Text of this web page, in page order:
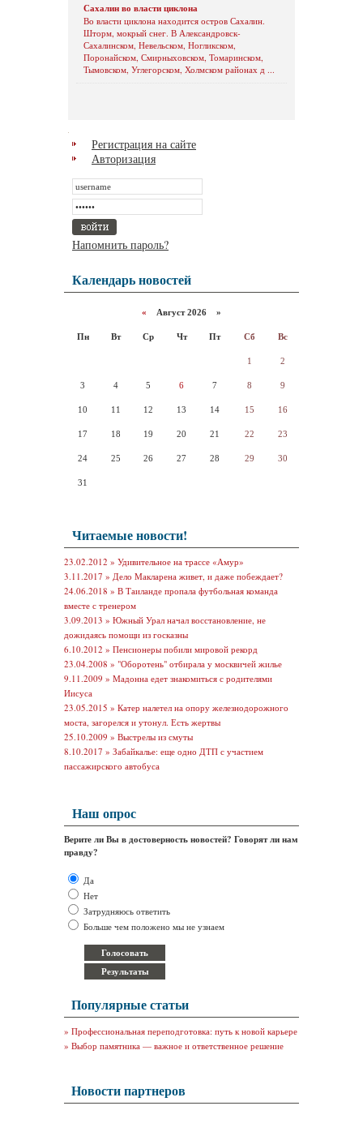
Сахалин во власти циклона
Во власти циклона находится остров Сахалин.
Шторм, мокрый снег. В Александровск-
Сахалинском, Невельском, Ногликском,
Поронайском, Смирныховском, Томаринском,
Тымовском, Углегорском, Холмском районах д ...
Регистрация на сайте
Авторизация
Напомнить пароль?
Календарь новостей
« Август 2026 »
Пн Вт Ср Чт Пт Сб Вс
1 2
3 4 5 6 7 8 9
10 11 12 13 14 15 16
17 18 19 20 21 22 23
24 25 26 27 28 29 30
31
Читаемые новости!
23.02.2012 » Удивительное на трассе «Амур»
3.11.2017 » Дело Макларена живет, и даже побеждает?
24.06.2018 » В Таиланде пропала футбольная команда
вместе с тренером
3.09.2013 » Южный Урал начал восстановление, не
дожидаясь помощи из госказны
6.10.2012 » Пенсионеры побили мировой рекорд
23.04.2008 » "Оборотень" отбирала у москвичей жилье
9.11.2009 » Мадонна едет знакомиться с родителями
Иисуса
23.05.2015 » Катер налетел на опору железнодорожного
моста, загорелся и утонул. Есть жертвы
25.10.2009 » Выстрелы из смуты
8.10.2017 » Забайкалье: еще одно ДТП с участием
пассажирского автобуса
Наш опрос
Верите ли Вы в достоверность новостей? Говорят ли нам
правду?
Да
Нет
Затрудняюсь ответить
Больше чем положено мы не узнаем
Популярные статьи
» Профессиональная переподготовка: путь к новой карьере
» Выбор памятника — важное и ответственное решение
Новости партнеров